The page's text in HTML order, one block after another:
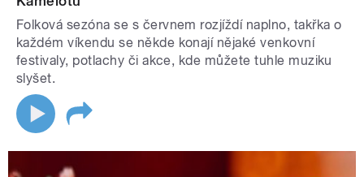
Folková sezóna se s červnem rozjíždí naplno, takřka o
každém víkendu se někde konají nějaké venkovní
festivaly, potlachy či akce, kde můžete tuhle muziku
slyšet.